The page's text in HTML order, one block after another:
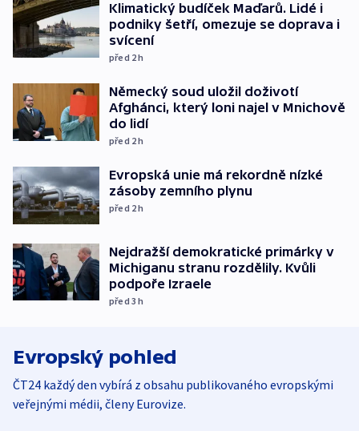
Klimatický budíček Maďarů. Lidé i
podniky šetří, omezuje se doprava i
svícení
před 2h
Německý soud uložil doživotí
Afghánci, který loni najel v Mnichově
do lidí
před 2h
Evropská unie má rekordně nízké
zásoby zemního plynu
před 2h
Nejdražší demokratické primárky v
Michiganu stranu rozdělily. Kvůli
podpoře Izraele
před 3h
Evropský pohled
ČT24 každý den vybírá z obsahu publikovaného evropskými
veřejnými médii, členy Eurovize.